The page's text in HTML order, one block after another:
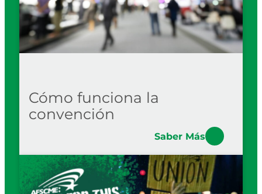
Cómo funciona la
convención
Saber Más